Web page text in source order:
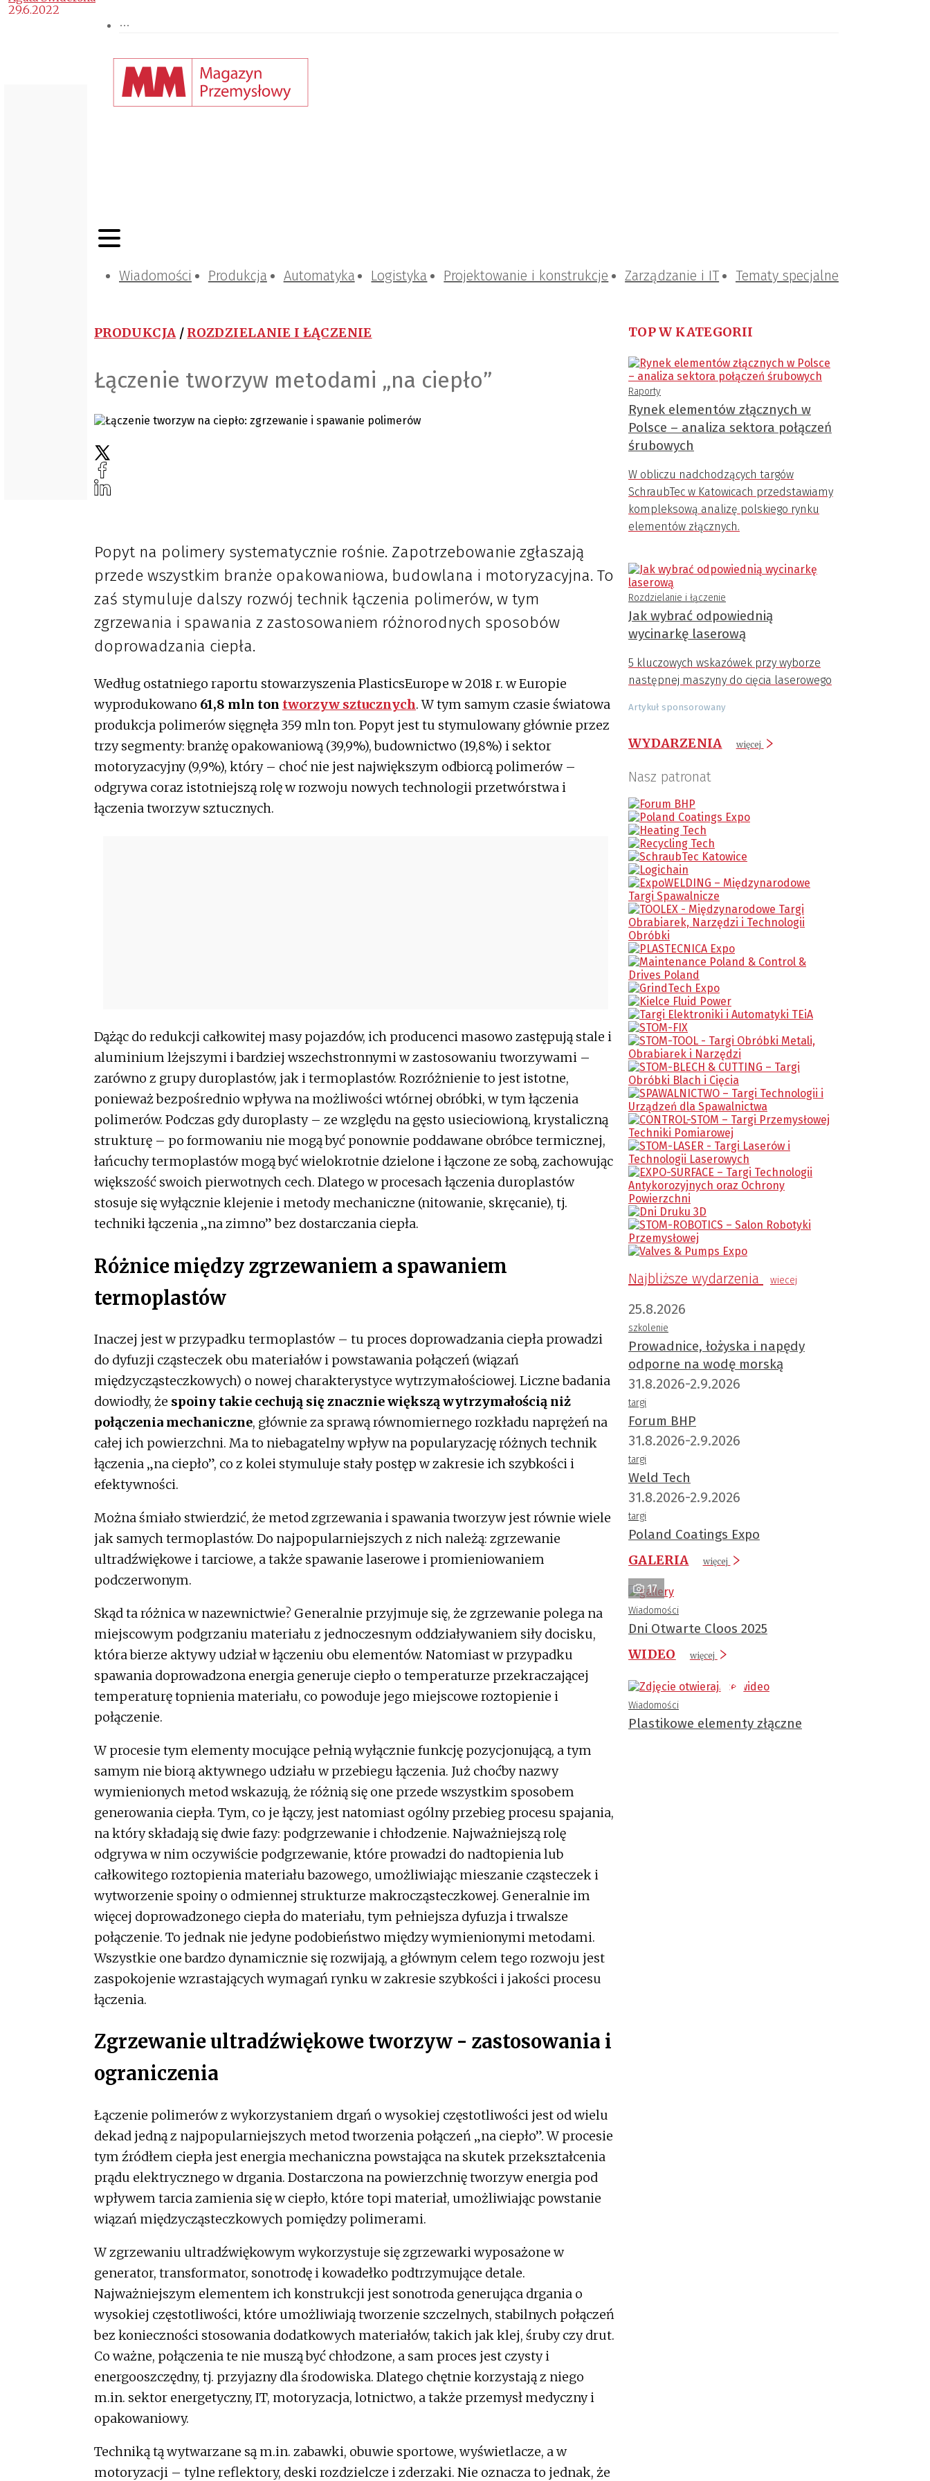
Wiadomości Produkcja Automatyka Logistyka Projektowanie i konstrukcje Zarządzanie i IT Tematy specjalne
PRODUKCJA / ROZDZIELANIE I ŁĄCZENIE
Łączenie tworzyw metodami „na ciepło”
29.6.2022
Popyt na polimery systematycznie rośnie. Zapotrzebowanie zgłaszają
przede wszystkim branże opakowaniowa, budowlana i motoryzacyjna. To
zaś stymuluje dalszy rozwój technik łączenia polimerów, w tym
zgrzewania i spawania z zastosowaniem różnorodnych sposobów
doprowadzania ciepła.
Według ostatniego raportu stowarzyszenia PlasticsEurope w 2018 r. w Europie
wyprodukowano 61,8 mln ton tworzyw sztucznych. W tym samym czasie światowa
produkcja polimerów sięgnęła 359 mln ton. Popyt jest tu stymulowany głównie przez
trzy segmenty: branżę opakowaniową (39,9%), budownictwo (19,8%) i sektor
motoryzacyjny (9,9%), który – choć nie jest największym odbiorcą polimerów –
odgrywa coraz istotniejszą rolę w rozwoju nowych technologii przetwórstwa i
łączenia tworzyw sztucznych.
Dążąc do redukcji całkowitej masy pojazdów, ich producenci masowo zastępują stale i
aluminium lżejszymi i bardziej wszechstronnymi w zastosowaniu tworzywami –
zarówno z grupy duroplastów, jak i termoplastów. Rozróżnienie to jest istotne,
ponieważ bezpośrednio wpływa na możliwości wtórnej obróbki, w tym łączenia
polimerów. Podczas gdy duroplasty – ze względu na gęsto usieciowioną, krystaliczną
strukturę – po formowaniu nie mogą być ponownie poddawane obróbce termicznej,
łańcuchy termoplastów mogą być wielokrotnie dzielone i łączone ze sobą, zachowując
większość swoich pierwotnych cech. Dlatego w procesach łączenia duroplastów
stosuje się wyłącznie klejenie i metody mechaniczne (nitowanie, skręcanie), tj.
techniki łączenia „na zimno” bez dostarczania ciepła.
Różnice między zgrzewaniem a spawaniem
termoplastów
Inaczej jest w przypadku termoplastów – tu proces doprowadzania ciepła prowadzi
do dyfuzji cząsteczek obu materiałów i powstawania połączeń (wiązań
międzycząsteczkowych) o nowej charakterystyce wytrzymałościowej. Liczne badania
dowiodły, że spoiny takie cechują się znacznie większą wytrzymałością niż
połączenia mechaniczne, głównie za sprawą równomiernego rozkładu naprężeń na
całej ich powierzchni. Ma to niebagatelny wpływ na popularyzację różnych technik
łączenia „na ciepło”, co z kolei stymuluje stały postęp w zakresie ich szybkości i
efektywności.
Można śmiało stwierdzić, że metod zgrzewania i spawania tworzyw jest równie wiele
jak samych termoplastów. Do najpopularniejszych z nich należą: zgrzewanie
ultradźwiękowe i tarciowe, a także spawanie laserowe i promieniowaniem
podczerwonym.
Skąd ta różnica w nazewnictwie? Generalnie przyjmuje się, że zgrzewanie polega na
miejscowym podgrzaniu materiału z jednoczesnym oddziaływaniem siły docisku,
która bierze aktywy udział w łączeniu obu elementów. Natomiast w przypadku
spawania doprowadzona energia generuje ciepło o temperaturze przekraczającej
temperaturę topnienia materiału, co powoduje jego miejscowe roztopienie i
połączenie.
W procesie tym elementy mocujące pełnią wyłącznie funkcję pozycjonującą, a tym
samym nie biorą aktywnego udziału w przebiegu łączenia. Już choćby nazwy
wymienionych metod wskazują, że różnią się one przede wszystkim sposobem
generowania ciepła. Tym, co je łączy, jest natomiast ogólny przebieg procesu spajania,
na który składają się dwie fazy: podgrzewanie i chłodzenie. Najważniejszą rolę
odgrywa w nim oczywiście podgrzewanie, które prowadzi do nadtopienia lub
całkowitego roztopienia materiału bazowego, umożliwiając mieszanie cząsteczek i
wytworzenie spoiny o odmiennej strukturze makrocząsteczkowej. Generalnie im
więcej doprowadzonego ciepła do materiału, tym pełniejsza dyfuzja i trwalsze
połączenie. To jednak nie jedyne podobieństwo między wymienionymi metodami.
Wszystkie one bardzo dynamicznie się rozwijają, a głównym celem tego rozwoju jest
zaspokojenie wzrastających wymagań rynku w zakresie szybkości i jakości procesu
łączenia.
Zgrzewanie ultradźwiękowe tworzyw - zastosowania i
ograniczenia
Łączenie polimerów z wykorzystaniem drgań o wysokiej częstotliwości jest od wielu
dekad jedną z najpopularniejszych metod tworzenia połączeń „na ciepło”. W procesie
tym źródłem ciepła jest energia mechaniczna powstająca na skutek przekształcenia
prądu elektrycznego w drgania. Dostarczona na powierzchnię tworzyw energia pod
wpływem tarcia zamienia się w ciepło, które topi materiał, umożliwiając powstanie
wiązań międzycząsteczkowych pomiędzy polimerami.
W zgrzewaniu ultradźwiękowym wykorzystuje się zgrzewarki wyposażone w
generator, transformator, sonotrodę i kowadełko podtrzymujące detale.
Najważniejszym elementem ich konstrukcji jest sonotroda generująca drgania o
wysokiej częstotliwości, które umożliwiają tworzenie szczelnych, stabilnych połączeń
bez konieczności stosowania dodatkowych materiałów, takich jak klej, śruby czy drut.
Co ważne, połączenia te nie muszą być chłodzone, a sam proces jest czysty i
energooszczędny, tj. przyjazny dla środowiska. Dlatego chętnie korzystają z niego
m.in. sektor energetyczny, IT, motoryzacja, lotnictwo, a także przemysł medyczny i
opakowaniowy.
Techniką tą wytwarzane są m.in. zabawki, obuwie sportowe, wyświetlacze, a w
motoryzacji – tylne reflektory, deski rozdzielcze i zderzaki. Nie oznacza to jednak, że
TOP W KATEGORII
Raporty
Rynek elementów złącznych w
Polsce – analiza sektora połączeń
śrubowych
W obliczu nadchodzących targów
SchraubTec w Katowicach przedstawiamy
kompleksową analizę polskiego rynku
elementów złącznych.
Rozdzielanie i łączenie
Jak wybrać odpowiednią
wycinarkę laserową
5 kluczowych wskazówek przy wyborze
następnej maszyny do cięcia laserowego
Artykuł sponsorowany
WYDARZENIA więcej
Nasz patronat
Najbliższe wydarzenia wiecej
25.8.2026
szkolenie
Prowadnice, łożyska i napędy
odporne na wodę morską
31.8.2026-2.9.2026
targi
Forum BHP
31.8.2026-2.9.2026
targi
Weld Tech
31.8.2026-2.9.2026
targi
Poland Coatings Expo
GALERIA
więcej
17
Wiadomości
Dni Otwarte Cloos 2025
WIDEO
więcej
Wiadomości
Plastikowe elementy złączne